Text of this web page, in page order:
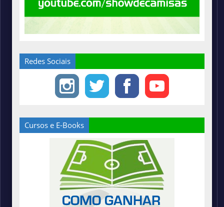
Redes Sociais
Cursos e E-Books